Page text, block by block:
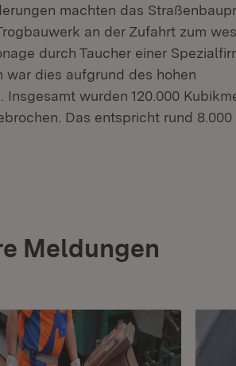
machten das
an der Zufahrt zum
durch Taucher einer
dies aufgrund des hohen
wurden 120.000
Das entspricht rund 8.000
Meldungen